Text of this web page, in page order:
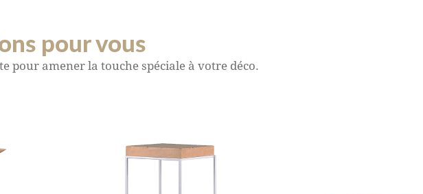
pour vous
pour amener la touche spéciale à votre déco.